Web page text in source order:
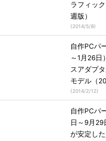
ラフィッ
週版）
(2014/5/8)
自作PCパ
～1月26日
スアダプ
モデル（
(2014/2/12)
自作PCパ
日～9月29
が安定し